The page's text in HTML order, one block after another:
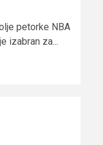
petorke NBA
izabran za...